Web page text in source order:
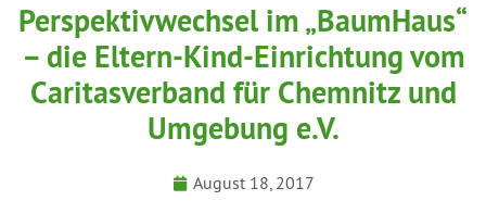
Perspektivwechsel im „BaumHaus“
– die Eltern-Kind-Einrichtung vom
Caritasverband für Chemnitz und
Umgebung e.V.
August 18, 2017